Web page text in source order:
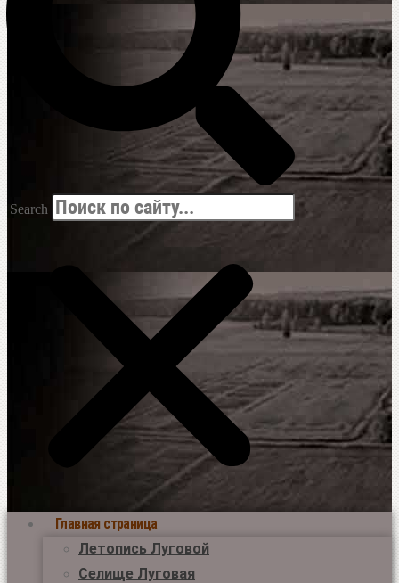
Search
Главная страница
Летопись Луговой
Селище Луговая